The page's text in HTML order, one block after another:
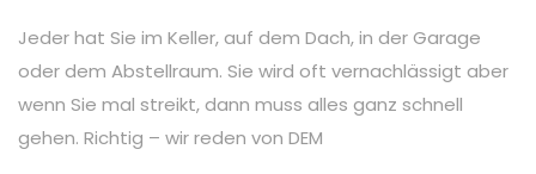
Jeder hat Sie im Keller, auf dem Dach, in der Garage
oder dem Abstellraum. Sie wird oft vernachlässigt aber
wenn Sie mal streikt, dann muss alles ganz schnell
gehen. Richtig – wir reden von DEM